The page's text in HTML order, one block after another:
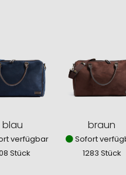
blau
verfügbar
Stück
braun
Sofort
1283 Stück